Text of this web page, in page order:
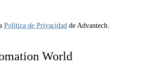
Política de Privacidad de Advantech.
World